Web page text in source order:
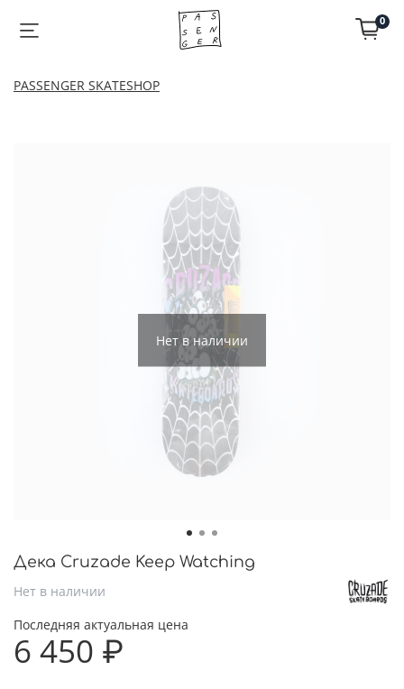
0
PASSENGER SKATESHOP
Нет в наличии
Дека Cruzade Keep Watching
Нет в наличии
Последняя актуальная цена
6 450 ₽